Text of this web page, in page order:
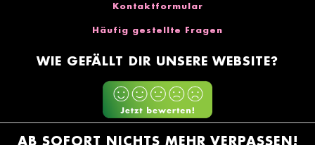
Kontaktformular
Häufig gestellte Fragen
WIE GEFÄLLT DIR UNSERE WEBSITE?
AB SOFORT NICHTS MEHR VERPASSEN!